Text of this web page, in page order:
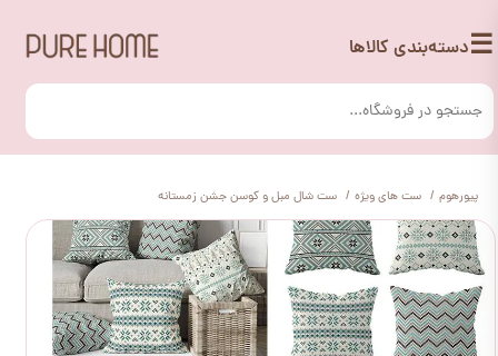
☰دسته‌بندی کالاها
پیورهوم ست های ویژه ست شال مبل و کوسن جشن زمستانه